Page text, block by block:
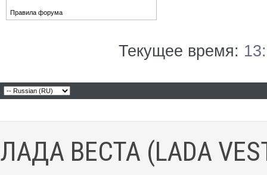
Правила форума
Текущее время:
ЛАДА ВЕСТА (LADA